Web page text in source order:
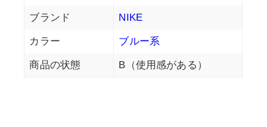
ブランド NIKE
カラー ブルー系
商品の状態 B（使用感がある）